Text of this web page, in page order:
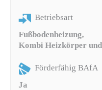
Betriebsart
Fußbodenheizung,
Kombi Heizkörper
Förderfähig BAfA
Ja